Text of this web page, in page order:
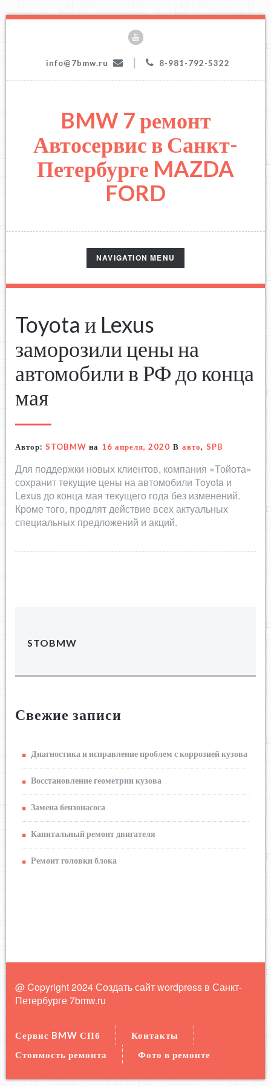
info@7bmw.ru 8-981-792-5322
BMW 7 ремонт
Автосервис в Санкт-
Петербурге MAZDA
FORD
TOGGLE
NAVIGATION
NAVIGATION MENU
Toyota и Lexus
заморозили цены на
автомобили в РФ до конца
мая
Автор: STOBMW на 16 апреля, 2020 В авто, SPB
Для поддержки новых клиентов, компания «Тойота»
сохранит текущие цены на автомобили Toyota и
Lexus до конца мая текущего года без изменений.
Кроме того, продлят действие всех актуальных
специальных предложений и акций.
STOBMW
Свежие записи
Диагностика и исправление проблем с коррозией кузова
Восстановление геометрии кузова
Замена бензонасоса
Капитальный ремонт двигателя
Ремонт головки блока
@ Copyright 2024 Создать сайт wordpress в Санкт-
Петербурге7bmw.ru
Сервис BMW СПб
Контакты
Стоимость ремонта
Фото в ремонте